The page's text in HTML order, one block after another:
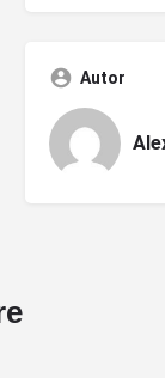
Autor